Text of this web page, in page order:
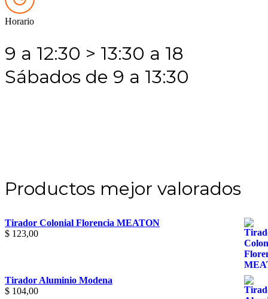
Horario
9 a 12:30 > 13:30 a 18
Sábados de 9 a 13:30
Productos mejor valorados
Tirador Colonial Florencia MEATON
$ 123,00
Tirador Aluminio Modena
$ 104,00